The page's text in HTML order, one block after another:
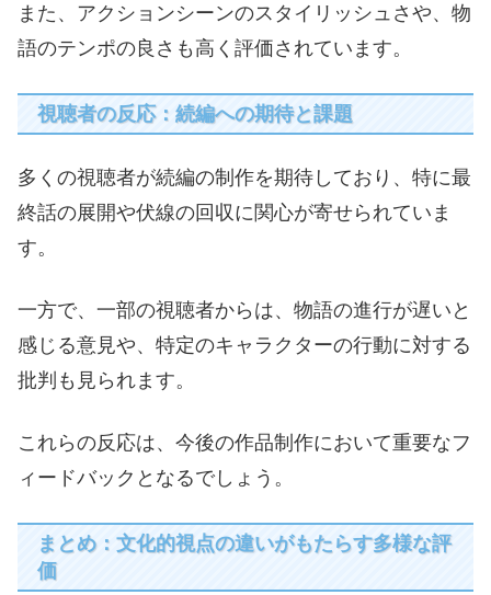
また、アクションシーンのスタイリッシュさや、物
語のテンポの良さも高く評価されています。
視聴者の反応：続編への期待と課題
多くの視聴者が続編の制作を期待しており、特に最
終話の展開や伏線の回収に関心が寄せられていま
す。
一方で、一部の視聴者からは、物語の進行が遅いと
感じる意見や、特定のキャラクターの行動に対する
批判も見られます。
これらの反応は、今後の作品制作において重要なフ
ィードバックとなるでしょう。
まとめ：文化的視点の違いがもたらす多様な評
価